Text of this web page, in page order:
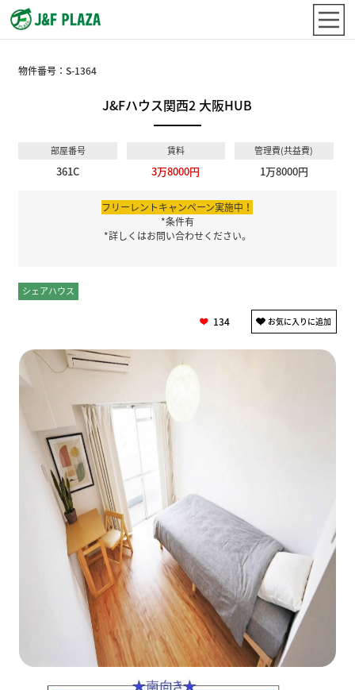
物件番号：S-1364
J&Fハウス関西2 大阪HUB
部屋番号
361C
賃料
3万8000円
管理費(共益費)
1万8000円
フリーレントキャンペーン実施中！
*条件有
*詳しくはお問い合わせください。
シェアハウス
134